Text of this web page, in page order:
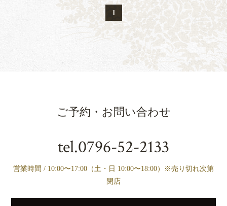
1
ご予約・お問い合わせ
tel.0796-52-2133
営業時間 / 10:00〜17:00（土・日 10:00〜18:00）※売り切れ次第
閉店